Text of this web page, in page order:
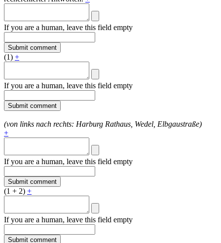
If you are a human, leave this field empty
(1) +
If you are a human, leave this field empty
(von links nach rechts: Harburg Rathaus, Wedel, Elbgaustraße)
+
If you are a human, leave this field empty
(1 + 2) +
If you are a human, leave this field empty